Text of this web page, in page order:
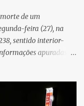
de um
feira (27), na
sentido interior-
apuradas no
devido a obras
o impacto. Com